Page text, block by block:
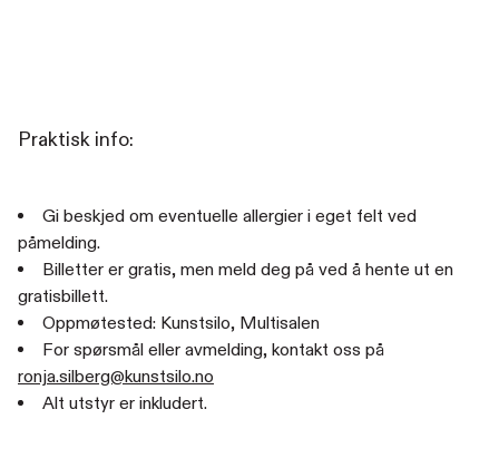
Praktisk info:
Gi beskjed om eventuelle allergier i eget felt ved
påmelding.
Billetter er gratis, men meld deg på ved å hente ut en
gratisbillett.
Oppmøtested: Kunstsilo, Multisalen
For spørsmål eller avmelding, kontakt oss på
ronja.silberg@kunstsilo.no
Alt utstyr er inkludert.